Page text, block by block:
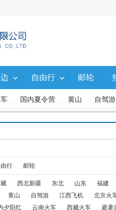
国内夏令营 黄山 自驾游
广东 湖南 河南河北 山
车 山西内蒙火车 北京飞机
东北火车、汽车
广西-火车线 华东+江西飞机
线火车 周边一日游 武隆二日
自由行 邮轮
行 邮轮
西北新疆 东北 山东 福建
黄山 自驾游 江西飞机 北京火
夕阳红 云南火车 西藏火车 避暑